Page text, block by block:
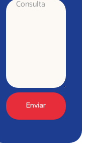
Consulta
Enviar